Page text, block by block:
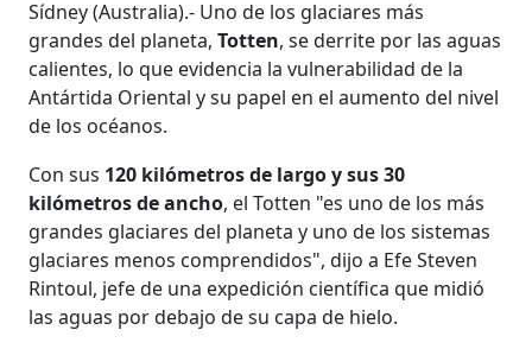
Sídney (Australia).- Uno de los glaciares más
grandes del planeta,Totten, se derrite por las aguas
calientes, lo que evidencia la vulnerabilidad de la
Antártida Oriental y su papel en el aumento del nivel
de los océanos.
Con sus 120 kilómetros de largo y sus 30
kilómetros de ancho, el Totten "es uno de los más
grandes glaciares del planeta y uno de los sistemas
glaciares menos comprendidos", dijo a Efe Steven
Rintoul, jefe de una expedición científica que midió
las aguas por debajo de su capa de hielo.